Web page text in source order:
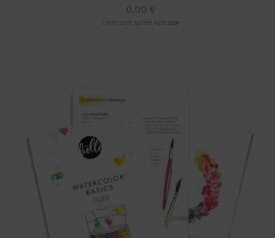
0,00 €
Lieferzeit: sofort lieferbar